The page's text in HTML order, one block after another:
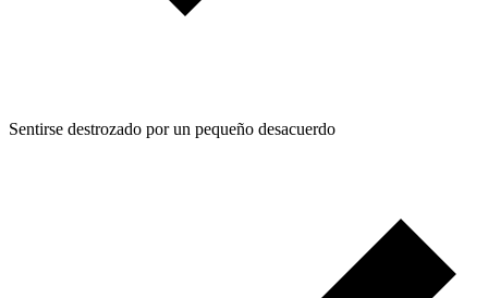
Sentirse destrozado por un pequeño desacuerdo